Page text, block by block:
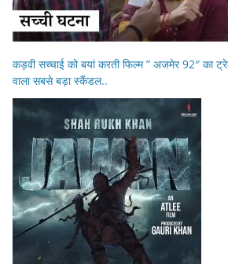
कड़वी सच्चाई को बयां करती फिल्म ” अजमेर 92″ का
वाला सबसे बड़ा स्कैंडल..